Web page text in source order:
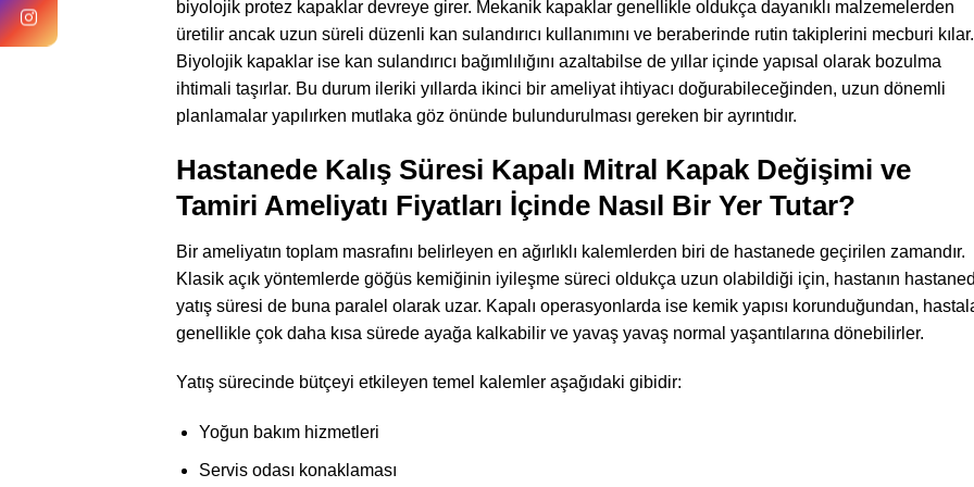
biyolojik protez kapaklar devreye girer. Mekanik kapaklar genellikle oldukça dayanıklı malzemelerden
üretilir ancak uzun süreli düzenli kan sulandırıcı kullanımını ve beraberinde rutin takiplerini mecburi kılar.
Biyolojik kapaklar ise kan sulandırıcı bağımlılığını azaltabilse de yıllar içinde yapısal olarak bozulma
ihtimali taşırlar. Bu durum ileriki yıllarda ikinci bir ameliyat ihtiyacı doğurabileceğinden, uzun dönemli
planlamalar yapılırken mutlaka göz önünde bulundurulması gereken bir ayrıntıdır.
Hastanede Kalış Süresi Kapalı Mitral Kapak Değişimi ve
Tamiri Ameliyatı Fiyatları İçinde Nasıl Bir Yer Tutar?
Bir ameliyatın toplam masrafını belirleyen en ağırlıklı kalemlerden biri de hastanede geçirilen zamandır.
Klasik açık yöntemlerde göğüs kemiğinin iyileşme süreci oldukça uzun olabildiği için, hastanın
yatış süresi de buna paralel olarak uzar. Kapalı operasyonlarda ise kemik yapısı korunduğundan,
genellikle çok daha kısa sürede ayağa kalkabilir ve yavaş yavaş normal yaşantılarına dönebilirler.
Yatış sürecinde bütçeyi etkileyen temel kalemler aşağıdaki gibidir:
Yoğun bakım hizmetleri
Servis odası konaklaması